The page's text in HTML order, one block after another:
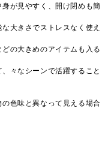
が見やすく、開け閉めも簡
大きさでストレスなく使え
の大きめのアイテムも入る
々なシーンで活躍すること
色味と異なって見える場合